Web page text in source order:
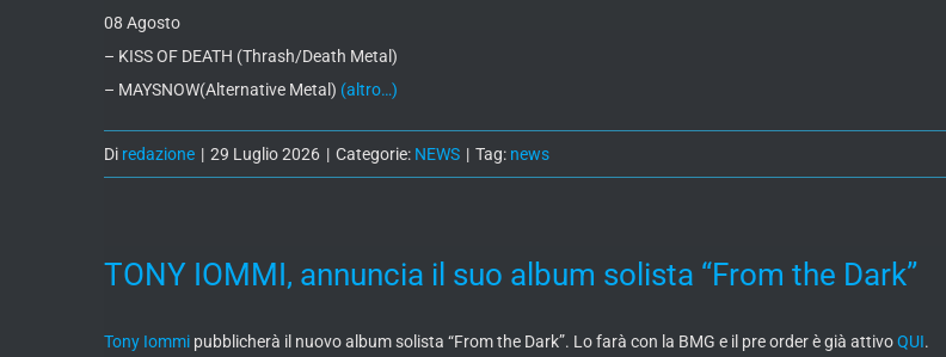
08 Agosto
– KISS OF DEATH (Thrash/Death Metal)
– MAYSNOW(Alternative Metal) (altro…)
Di redazione | 29 Luglio 2026 | Categorie: NEWS | Tag: news
TONY IOMMI, annuncia il suo album solista “From the Dark”
Tony Iommi pubblicherà il nuovo album solista “From the Dark”. Lo farà con la BMG e il pre order è già attivoQUI.